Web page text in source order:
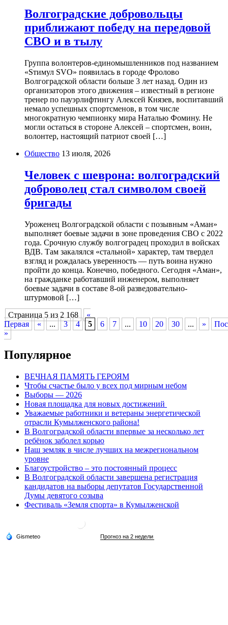
Волгоградские добровольцы
приближают победу на передовой
СВО и в тылу
Группа волонтеров-единомышленников под названием
«Sтимул SVO» появилась в городе Фролово
Волгоградской области больше 3 лет назад. Один из
организаторов этого движения – известный в регионе
тренер по пауэрлифтингу Алексей Князев, воспитавший
немало успешных спортсменов, в том числе
многократную чемпионку мира Наталью Фомину. Не
могли остаться в стороне Алексей – спортсмен, воин,
волонтер, настоящий патриот своей […]
Общество 13 июля, 2026
Человек с шеврона: волгоградский
доброволец стал символом своей
бригады
Уроженец Волгоградской области с позывным «Аман»
выполняет боевые задачи в зоне проведения СВО с 2022
года. Срочную службу волгоградец проходил в войсках
ВДВ. Там закалялся «стальной» характер, там твердел
взгляд и рождалась уверенность — путь воина нужно
пройти до конца. Конечно, победного. Сегодня «Аман»,
на гражданке работавший инженером, выполняет
боевые задачи в составе 8-ой разведовательно-
штурмовой […]
Страница 5 из 2 168
«
Первая
« ... 3 4 5 6 7 ... 10 20 30 ... »
»
Популярное
ВЕЧНАЯ ПАМЯТЬ ГЕРОЯМ
Чтобы счастье было у всех под мирным небом
Выборы — 2026
Новая площадка для новых достижений
Уважаемые работники и ветераны энергетической
отрасли Кумылженского района!
В Волгоградской области впервые за несколько лет
ребёнок заболел корью
Наш земляк в числе лучших на межрегиональном
уровне
Благоустройство – это постоянный процесс
В Волгоградской области завершена регистрация
кандидатов на выборы депутатов Государственной
Думы девятого созыва
Фестиваль «Земля спорта» в Кумылженской